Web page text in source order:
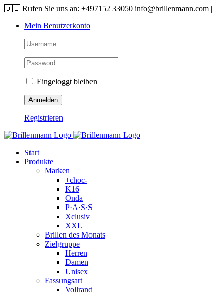
Skip
content
🇩🇪 Rufen Sie uns an: +497152 33050
Mein Benutzerkonto
Eingeloggt bleiben
Registrieren
Start
Produkte
Marken
+choc-
K16
Onda
P·A·S·S
Xclusiv
XXL
Brillen des Monats
Zielgruppe
Herren
Damen
Unisex
Fassungsart
Vollrand